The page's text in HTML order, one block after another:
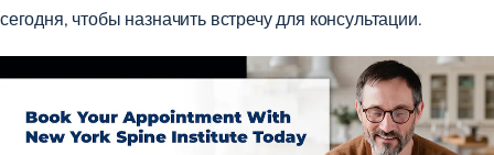
сегодня, чтобы назначить встречу для консультации.